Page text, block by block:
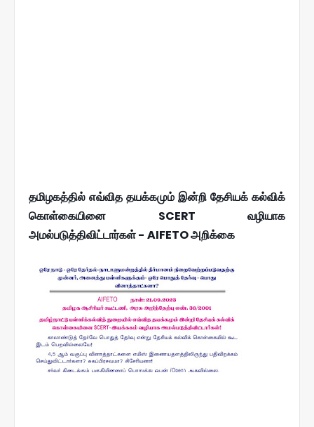
தமிழகத்தில் எவ்வித தயக்கமும் இன்றி தேசியக் கல்விக்
கொள்கையினை SCERT வழியாக
அமல்படுத்திவிட்டார்கள் - AIFETO அறிக்கை